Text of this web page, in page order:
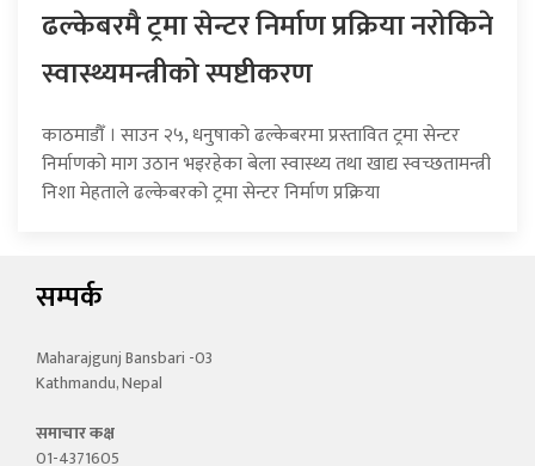
ढल्केबरमै ट्रमा सेन्टर निर्माण प्रक्रिया नरोकिने
स्वास्थ्यमन्त्रीको स्पष्टीकरण
काठमाडौँ । साउन २५, धनुषाको ढल्केबरमा प्रस्तावित ट्रमा सेन्टर
निर्माणको माग उठान भइरहेका बेला स्वास्थ्य तथा खाद्य स्वच्छतामन्त्री
निशा मेहताले ढल्केबरको ट्रमा सेन्टर निर्माण प्रक्रिया
सम्पर्क
Maharajgunj Bansbari -03
Kathmandu, Nepal
समाचार कक्ष
01-4371605